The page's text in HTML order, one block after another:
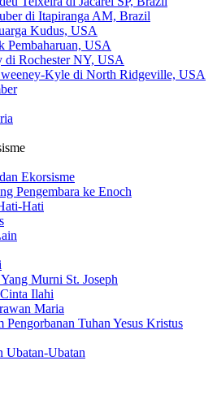
di Itapiranga AM, Brazil
Kudus, USA
Pembaharuan, USA
di Rochester NY, USA
Kyle di North Ridgeville, USA
Ekorsisme
Pengembara ke Enoch
Hati
Murni St. Joseph
Ilahi
Maria
Pengorbanan Tuhan Yesus Kristus
Ubatan-Ubatan